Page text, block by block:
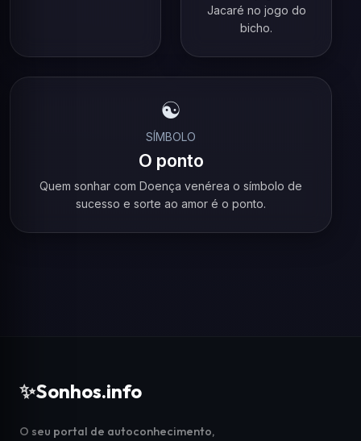
Jacaré no jogo do
bicho.
☯️
SÍMBOLO
O ponto
Quem sonhar com Doença venérea o símbolo de
sucesso e sorte ao amor é o ponto.
✨Sonhos.info
O seu portal de autoconhecimento,